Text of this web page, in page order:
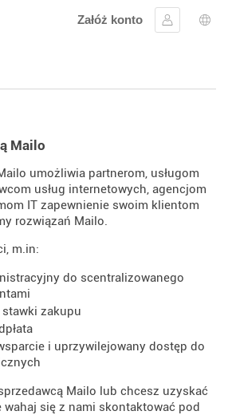
Załóż konto
Zaloguj się
Mailo
umożliwia partnerom, usługom
usług internetowych, agencjom
IT zapewnienie swoim klientom
rozwiązań Mailo.
m.in:
do scentralizowanego
zakupu
i uprzywilejowany dostęp do
Mailo lub chcesz uzyskać
się z nami skontaktować pod